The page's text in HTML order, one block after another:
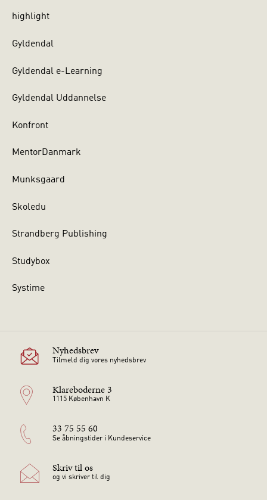
highlight
Gyldendal
Gyldendal e-Learning
Gyldendal Uddannelse
Konfront
MentorDanmark
Munksgaard
Skoledu
Strandberg Publishing
Studybox
Systime
Nyhedsbrev
Tilmeld dig vores nyhedsbrev
Klareboderne 3
1115 København K
33 75 55 60
Se åbningstider i Kundeservice
Skriv til os
og vi skriver til dig